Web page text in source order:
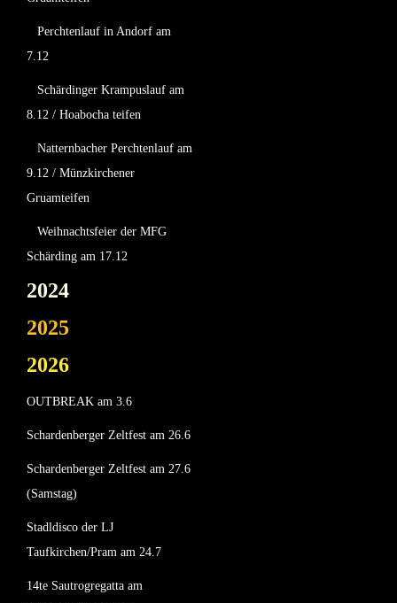
Perchtenlauf in Andorf am
7.12
Schärdinger Krampuslauf am
8.12 / Hoabocha teifen
Natternbacher Perchtenlauf am
9.12 / Münzkirchener
Gruamteifen
Weihnachtsfeier der MFG
Schärding am 17.12
2024
2025
2026
OUTBREAK am 3.6
Schardenberger Zeltfest am 26.6
Schardenberger Zeltfest am 27.6
(Samstag)
Stadldisco der LJ
Taufkirchen/Pram am 24.7
14te Sautrogregatta am